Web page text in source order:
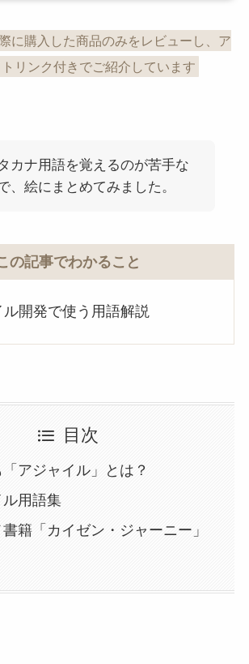
に購入した商品のみをレビューし、ア
リンク付きでご紹介しています
カナ用語を覚えるのが苦手な
、絵にまとめてみました。
の記事でわかること
ル開発で使う用語解説
目次
アジャイル」とは？
用語集
籍「カイゼン・ジャーニー」